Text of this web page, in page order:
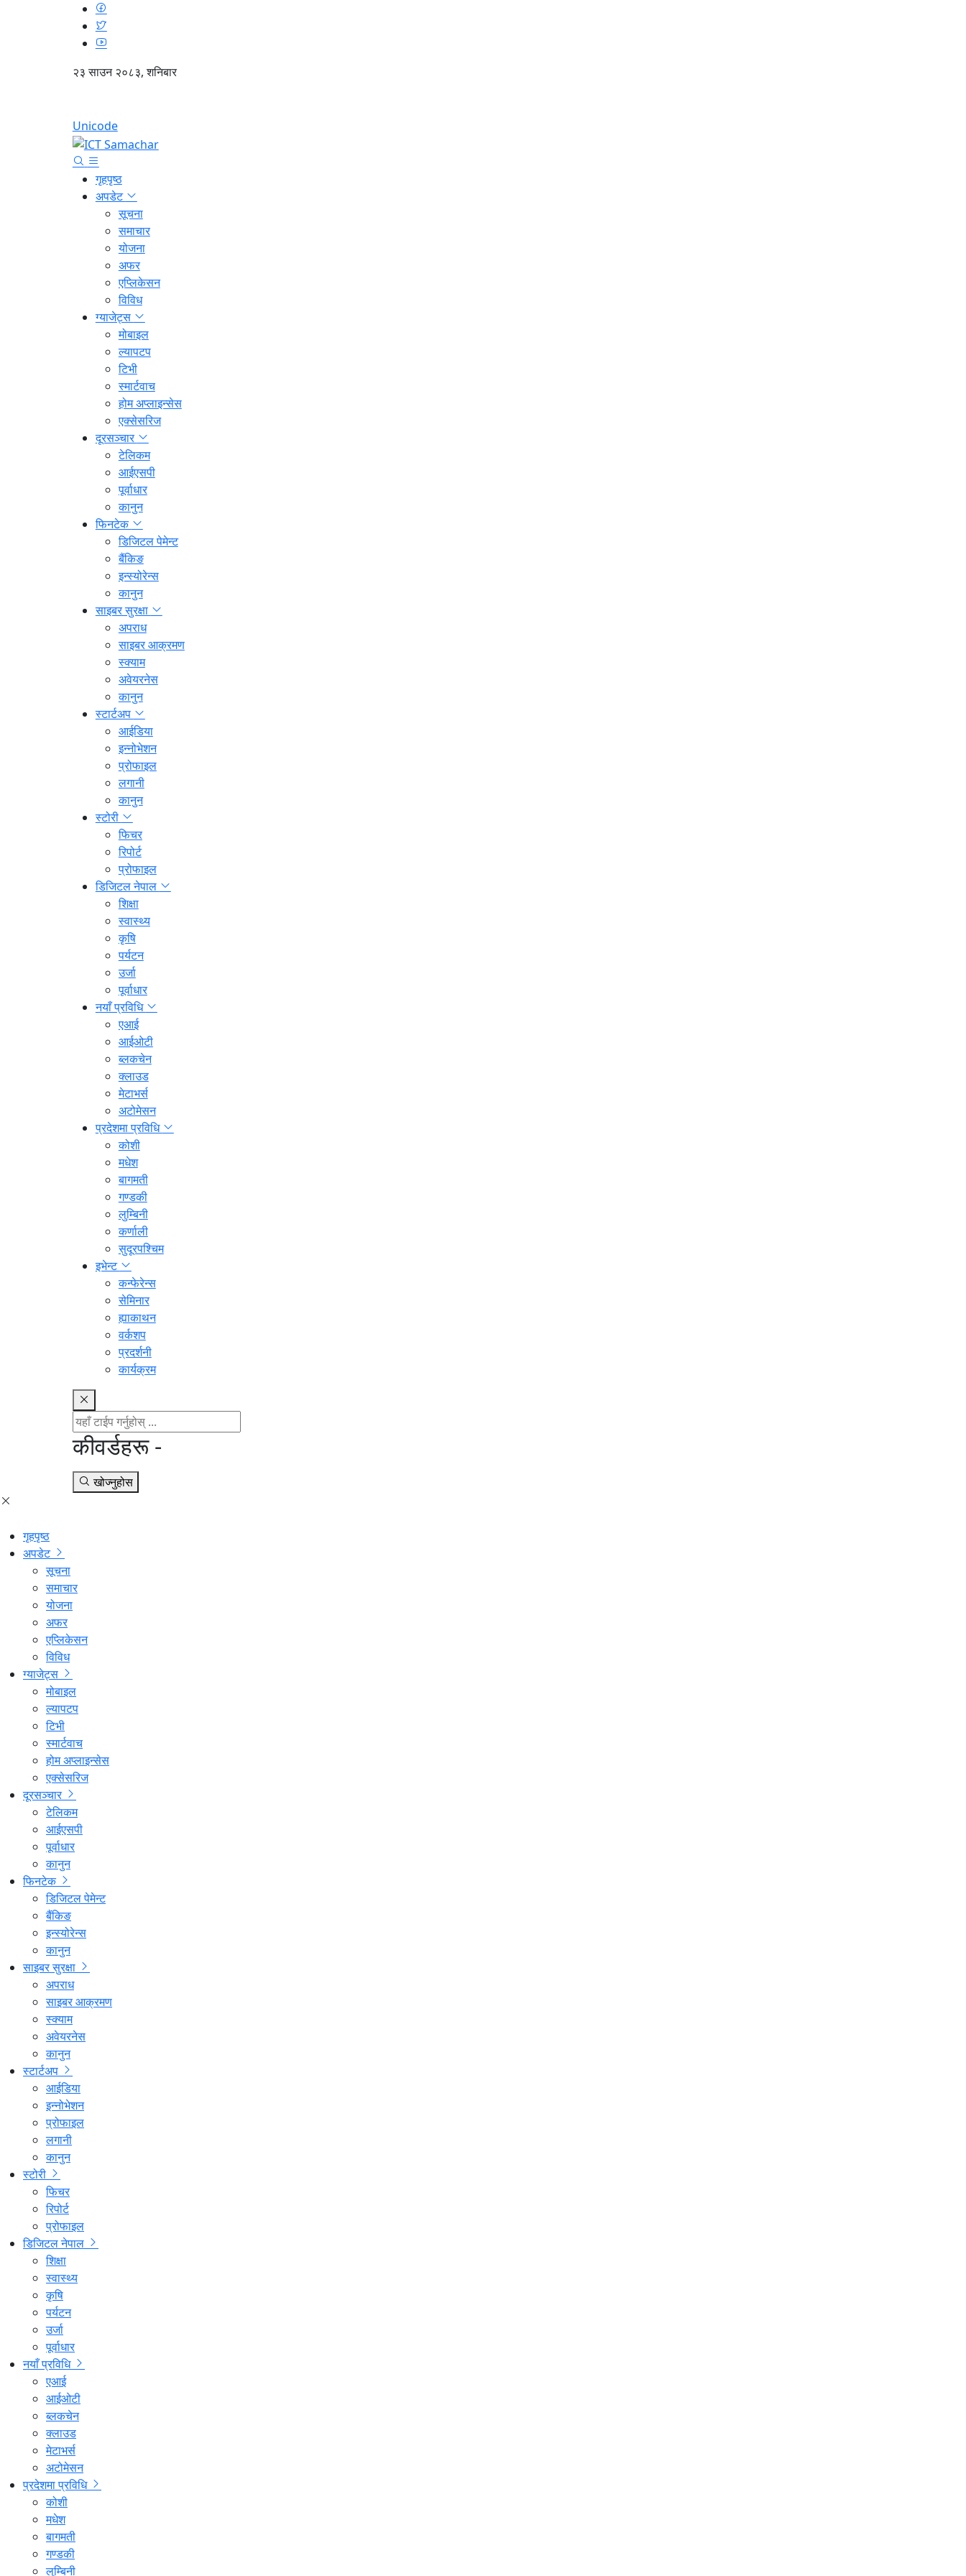
२३ साउन २०८३, शनिबार
Unicode
गृहपृष्ठ
अपडेट
सूचना
समाचार
योजना
अफर
एप्लिकेसन
विविध
ग्याजेट्स
मोबाइल
ल्यापटप
टिभी
स्मार्टवाच
होम अप्लाइन्सेस
एक्सेसरिज
दूरसञ्चार
टेलिकम
आईएसपी
पूर्वाधार
कानुन
फिनटेक
डिजिटल पेमेन्ट
बैंकिङ
इन्स्योरेन्स
कानुन
साइबर सुरक्षा
अपराध
साइबर आक्रमण
स्क्याम
अवेयरनेस
कानुन
स्टार्टअप
आईडिया
इन्नोभेशन
प्रोफाइल
लगानी
कानुन
स्टोरी
फिचर
रिपोर्ट
प्रोफाइल
डिजिटल नेपाल
शिक्षा
स्वास्थ्य
कृषि
पर्यटन
उर्जा
पूर्वाधार
नयाँ प्रविधि
एआई
आईओटी
ब्लकचेन
क्लाउड
मेटाभर्स
अटोमेसन
प्रदेशमा प्रविधि
कोशी
मधेश
बागमती
गण्डकी
लुम्बिनी
कर्णाली
सुदूरपश्चिम
इभेन्ट
कन्फेरेन्स
सेमिनार
ह्याकाथन
वर्कशप
प्रदर्शनी
कार्यक्रम
कीवर्डहरू -
खोज्नुहोस
गृहपृष्ठ
अपडेट
सूचना
समाचार
योजना
अफर
एप्लिकेसन
विविध
ग्याजेट्स
मोबाइल
ल्यापटप
टिभी
स्मार्टवाच
होम अप्लाइन्सेस
एक्सेसरिज
दूरसञ्चार
टेलिकम
आईएसपी
पूर्वाधार
कानुन
फिनटेक
डिजिटल पेमेन्ट
बैंकिङ
इन्स्योरेन्स
कानुन
साइबर सुरक्षा
अपराध
साइबर आक्रमण
स्क्याम
अवेयरनेस
कानुन
स्टार्टअप
आईडिया
इन्नोभेशन
प्रोफाइल
लगानी
कानुन
स्टोरी
फिचर
रिपोर्ट
प्रोफाइल
डिजिटल नेपाल
शिक्षा
स्वास्थ्य
कृषि
पर्यटन
उर्जा
पूर्वाधार
नयाँ प्रविधि
एआई
आईओटी
ब्लकचेन
क्लाउड
मेटाभर्स
अटोमेसन
प्रदेशमा प्रविधि
कोशी
मधेश
बागमती
गण्डकी
लुम्बिनी